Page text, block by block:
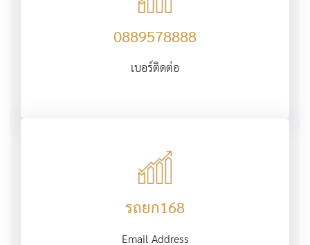
0889578888
เบอร์ติดต่อ
รถยก168
Email Address